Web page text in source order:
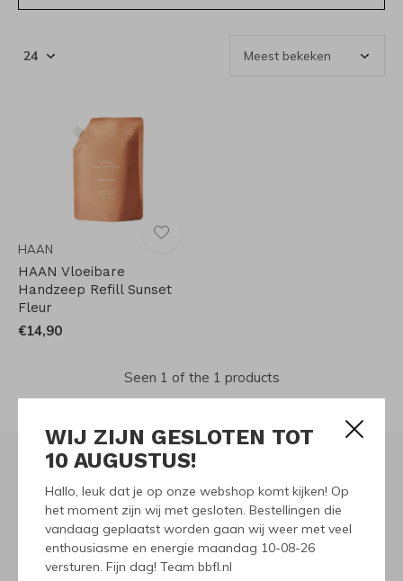
WIJ ZIJN GESLOTEN TOT
10 AUGUSTUS!
Hallo, leuk dat je op onze webshop komt kijken! Op
het moment zijn wij met gesloten. Bestellingen die
vandaag geplaatst worden gaan wij weer met veel
enthousiasme en energie maandag 10-08-26
versturen. Fijn dag! Team bbfl.nl
HAAN
HAAN Vloeibare
Handzeep Refill Sunset
Fleur
€14,90
Seen 1 of the 1 products
Meld je aan voor onze
nieuwsbrief
Ontvang de nieuwste aanbiedingen en promoties